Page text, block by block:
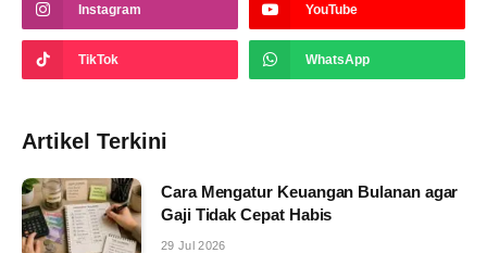
Instagram YouTube
TikTok WhatsApp
Artikel Terkini
Cara Mengatur Keuangan Bulanan agar
Gaji Tidak Cepat Habis
29 Jul 2026